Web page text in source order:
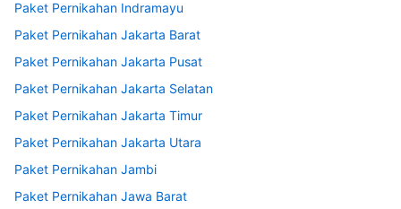
Paket Pernikahan Indramayu
Paket Pernikahan Jakarta Barat
Paket Pernikahan Jakarta Pusat
Paket Pernikahan Jakarta Selatan
Paket Pernikahan Jakarta Timur
Paket Pernikahan Jakarta Utara
Paket Pernikahan Jambi
Paket Pernikahan Jawa Barat